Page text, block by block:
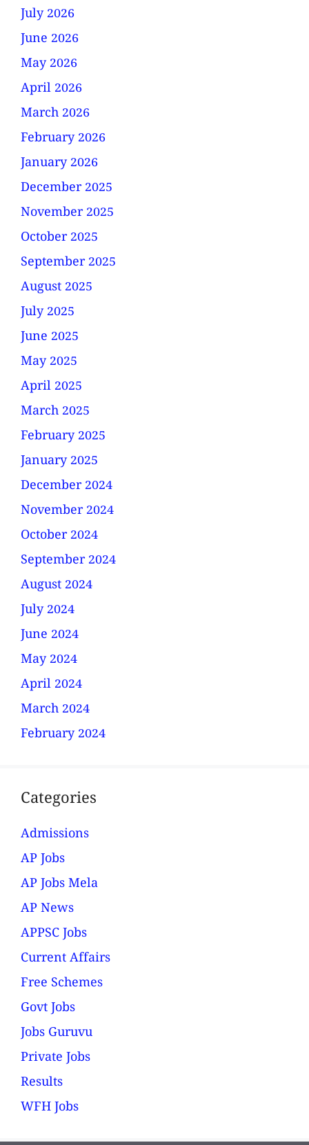
July 2026
June 2026
May 2026
April 2026
March 2026
February 2026
January 2026
December 2025
November 2025
October 2025
September 2025
August 2025
July 2025
June 2025
May 2025
April 2025
March 2025
February 2025
January 2025
December 2024
November 2024
October 2024
September 2024
August 2024
July 2024
June 2024
May 2024
April 2024
March 2024
February 2024
Categories
Admissions
AP Jobs
AP Jobs Mela
AP News
APPSC Jobs
Current Affairs
Free Schemes
Govt Jobs
Jobs Guruvu
Private Jobs
Results
WFH Jobs